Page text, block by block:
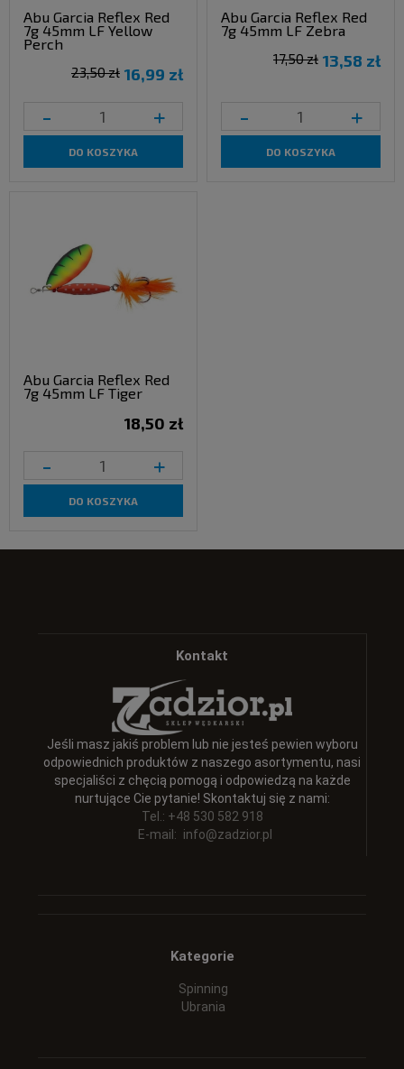
Abu Garcia Reflex Red
7g 45mm LF Yellow
Perch
16,99 zł
23,50 zł
- +
DO KOSZYKA
Abu Garcia Reflex Red
7g 45mm LF Zebra
13,58 zł
17,50 zł
- +
DO KOSZYKA
Abu Garcia Reflex Red
7g 45mm LF Tiger
18,50 zł
- +
DO KOSZYKA
Kontakt
Jeśli masz jakiś problem lub nie jesteś pewien wyboru
odpowiednich produktów z naszego asortymentu, nasi
specjaliści z chęcią pomogą i odpowiedzą na każde
nurtujące Cie pytanie! Skontaktuj się z nami:
Tel.: +48 530 582 918
E-mail: info@zadzior.pl
Kategorie
Spinning
Ubrania